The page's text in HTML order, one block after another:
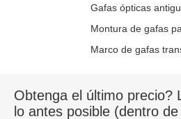
Gafas ópticas
Montura de gafas
Marco de gafas
Obtenga el último precio?
lo antes posible (dentro